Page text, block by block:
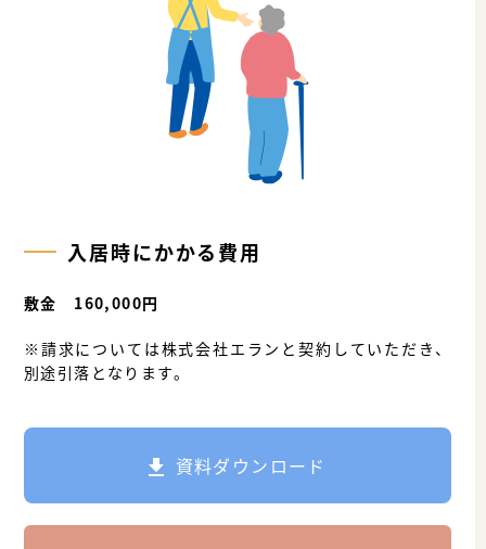
入居時にかかる費用
敷金 160,000円
※請求については株式会社エランと契約していただき、
別途引落となります。
資料ダウンロード